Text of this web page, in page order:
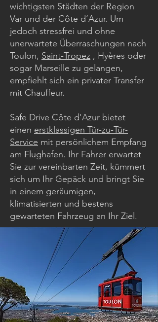
wichtigsten Städten der Region
Var und der Côte d’Azur. Um
jedoch stressfrei und ohne
unerwartete Überraschungen nach
Toulon, Saint-Tropez , Hyères oder
sogar Marseille zu gelangen,
empfiehlt sich ein privater Transfer
mit Chauffeur.
Safe Drive Côte d'Azur bietet
einen erstklassigen Tür-zu-Tür-
Service mit persönlichem Empfang
am Flughafen. Ihr Fahrer erwartet
Sie zur vereinbarten Zeit, kümmert
sich um Ihr Gepäck und bringt Sie
in einem geräumigen,
klimatisierten und bestens
gewarteten Fahrzeug an Ihr Ziel.